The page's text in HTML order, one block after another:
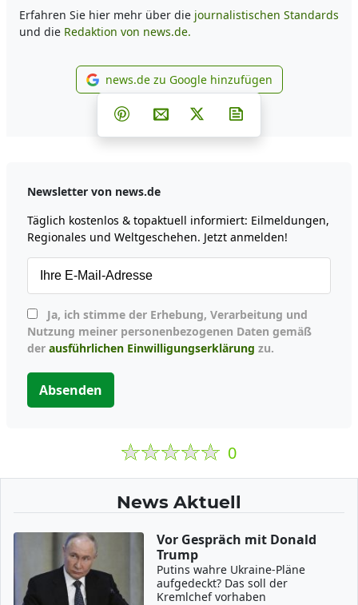
Erfahren Sie hier mehr über die journalistischen Standards
und die Redaktion von news.de.
news.de zu Google
news.de zu Google hinzufügen
Teilen auf Facebook
Teilen auf Whatsapp
Teilen auf Telegram
Teilen auf Pinterest
Per E-Mail teilen
Post auf X
Newsletter von news.de
Täglich kostenlos & topaktuell informiert: Eilmeldungen,
Regionales und Weltgeschehen. Jetzt anmelden!
Nutzung meiner personenbezogenen Daten gemäß
der ausführlichen Einwilligungserklärung zu.
Absenden
0
News Aktuell
Vor Gespräch mit Donald
Trump
Putins wahre Ukraine-Pläne
aufgedeckt? Das soll der
Kremlchef vorhaben